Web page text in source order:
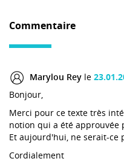
Commentaire
Marylou Rey le
Bonjour,
Merci pour ce texte très
notion qui a été approuvée
Et aujourd'hui, ne serait-ce
Cordialement